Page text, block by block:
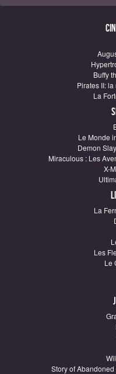
Buffy
Pirates II:
La
Le Monde
Demon
Miraculous : Les
X-
La
Les
Le
Story of